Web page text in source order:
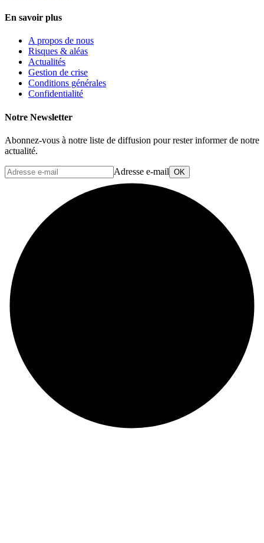
En savoir plus
A propos de nous
Risques & aléas
Actualités
Gestion de crise
Conditions générales
Confidentialité
Notre Newsletter
Abonnez-vous à notre liste de diffusion pour rester informer de notre
actualité.
Adresse e-mail